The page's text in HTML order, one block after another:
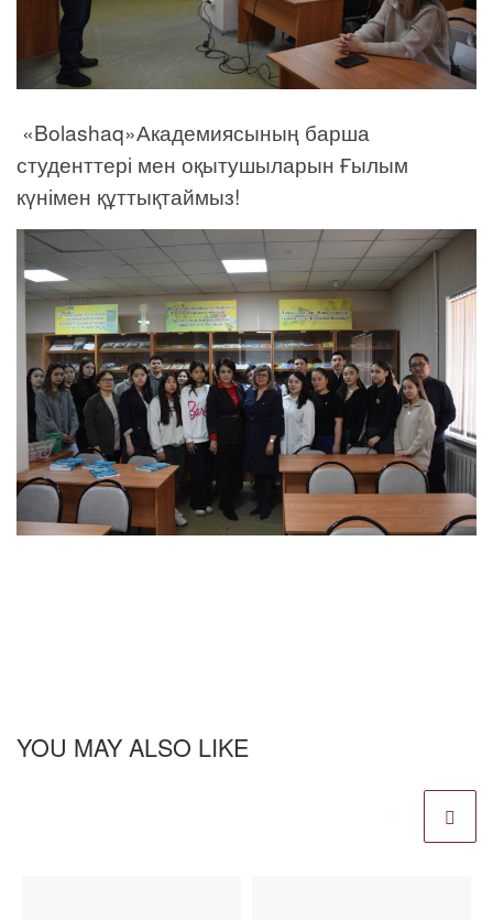
«Bolashaq»Академиясының барша
студенттері мен оқытушыларын Ғылым
күнімен құттықтаймыз!
YOU MAY ALSO LIKE